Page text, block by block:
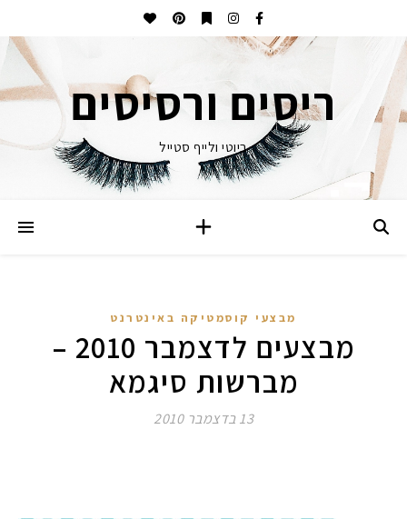
ריסים ורסיסים
ביוטי ולייף סטייל
מבצעי קוסמטיקה באינטרנט
מבצעים לדצמבר 2010 –
מברשות סיגמא
13 בדצמבר 2010